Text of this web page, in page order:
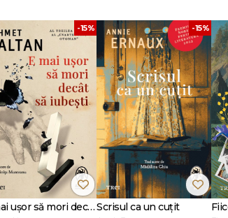
de certificare Pilates.
-15%
E mai ușor să mori decât să iubești (seria Cvartetul Otoman, vol.3)
-15%
Scrisul ca un cuțit